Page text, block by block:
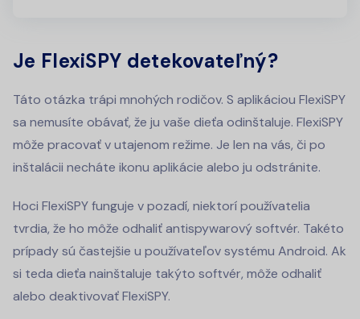
Je FlexiSPY detekovateľný?
Táto otázka trápi mnohých rodičov. S aplikáciou FlexiSPY
sa nemusíte obávať, že ju vaše dieťa odinštaluje. FlexiSPY
môže pracovať v utajenom režime. Je len na vás, či po
inštalácii necháte ikonu aplikácie alebo ju odstránite.
Hoci FlexiSPY funguje v pozadí, niektorí používatelia
tvrdia, že ho môže odhaliť antispywarový softvér. Takéto
prípady sú častejšie u používateľov systému Android. Ak
si teda dieťa nainštaluje takýto softvér, môže odhaliť
alebo deaktivovať FlexiSPY.